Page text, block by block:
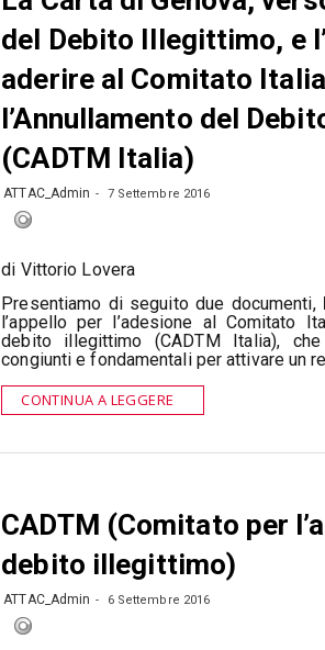
del Debito Illegittimo, e
aderire al Comitato
l’Annullamento del
(CADTM Italia)
ATTAC_Admin 7 Settembre 2016
di Vittorio Lovera
Presentiamo di seguito due documenti,
l’appello per l’adesione al Comitato
debito illegittimo (CADTM Italia),
congiunti e fondamentali per attivare un
CONTINUA A LEGGERE
CADTM (Comitato per
debito illegittimo)
ATTAC_Admin 6 Settembre 2016